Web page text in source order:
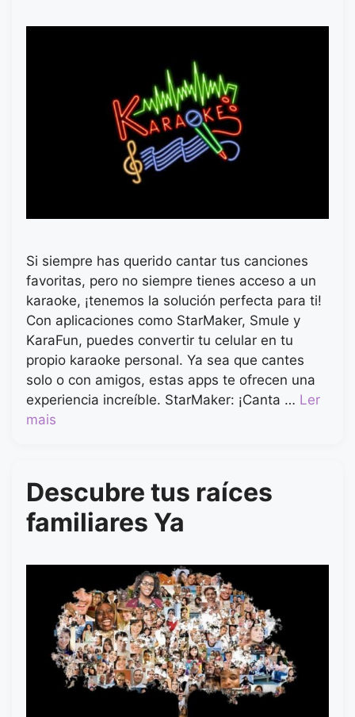
Si siempre has querido cantar tus canciones
favoritas, pero no siempre tienes acceso a un
karaoke, ¡tenemos la solución perfecta para ti!
Con aplicaciones como StarMaker, Smule y
KaraFun, puedes convertir tu celular en tu
propio karaoke personal. Ya sea que cantes
solo o con amigos, estas apps te ofrecen una
experiencia increíble. StarMaker: ¡Canta … Ler
mais
Descubre tus raíces
familiares Ya